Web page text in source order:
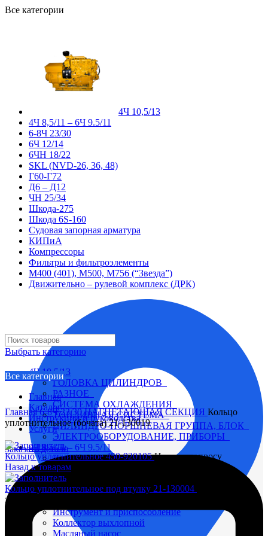
Все категории
4Ч 10,5/13
4Ч 8,5/11 – 6Ч 9.5/11
6-8Ч 23/30
6Ч 12/14
6ЧН 18/22
SKL (NVD-26, 36, 48)
Г60-Г72
Д6 – Д12
ЧН 25/34
Шкода-275
Шкода 6S-160
Судовая запорная арматура
КИПиА
Компрессоры
Фильтры и фильтроэлементы
М400 (401), М500, М756 (“Звезда”)
Движительно – рулевой комплекс (ДРК)
Выбрать категорию
4Ч 10,5/13
ГОЛОВКА ЦИЛИНДРОВ
РАЗНОЕ
СИСТЕМА ОХЛАЖДЕНИЯ
ТОПЛИВНАЯ СИСТЕМА
ЦИЛИНДРО-ПОРШНЕВАЯ ГРУППА, БЛОК
ЭЛЕКТРООБОРУДОВАНИЕ, ПРИБОРЫ
4Ч 8,5/11 – 6Ч 9.5/11
Вал коленчатый
Вал распределительный
Водяной насос
Глушитель
Инструмент и приспособление
Коллектор выхлопной
Масляный насос
Все категории
Главная
Каталог
Инструкции и руководства
Услуги
Заказать детали
Главная6-8Ч 23/30НАГНЕТАЮЩАЯ СЕКЦИЯ Кольцо
уплотнительное (бочата) 21-130019
Кольцо уплотнительное 450-920105Цена по запросу
Назад к товарам
Кольцо уплотнительное под втулку 21-130004
запросу